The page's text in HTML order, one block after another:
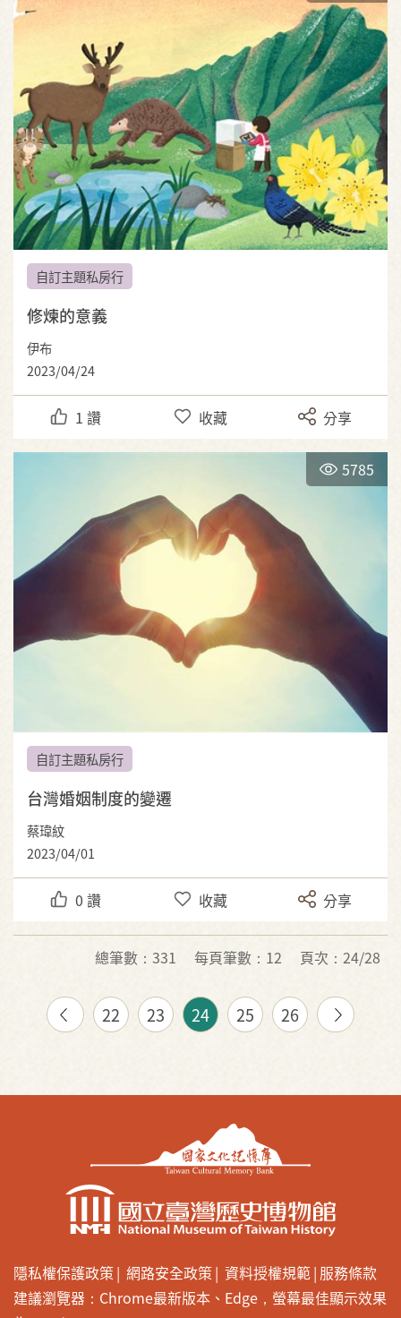
自訂主題私房行
修煉的意義
伊布
2023/04/24
1 讚 收藏 分享
5785
自訂主題私房行
台灣婚姻制度的變遷
蔡瑋紋
2023/04/01
0 讚 收藏 分享
總筆數：331 每頁筆數：12 頁次：24/28
22 23 24 25 26
隱私權保護政策 網路安全政策 資料授權規範 服務條款
建議瀏覽器：Chrome最新版本、Edge，螢幕最佳顯示效果